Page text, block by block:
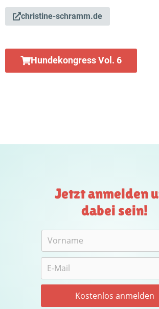
christine-schramm.de
Hundekongress Vol. 6
Jetzt anmelden
dabei sein!